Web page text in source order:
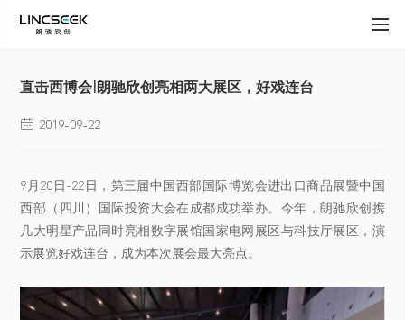
直击西博会|朗驰欣创亮相两大展区，好戏连台
 2019-09-22
9月20日-22日，第三届中国西部国际博览会进出口商品展暨中国
西部（四川）国际投资大会在成都成功举办。今年，朗驰欣创携
几大明星产品同时亮相数字展馆国家电网展区与科技厅展区，演
示展览好戏连台，成为本次展会最大亮点。